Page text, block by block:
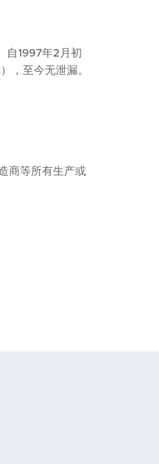
自1997年2月初
，至今无泄漏。
商等所有生产或